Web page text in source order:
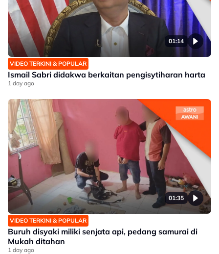
01:14
VIDEO TERKINI & POPULAR
Ismail Sabri didakwa berkaitan pengisytiharan harta
1 day ago
01:35
VIDEO TERKINI & POPULAR
Buruh disyaki miliki senjata api, pedang samurai di
Mukah ditahan
1 day ago